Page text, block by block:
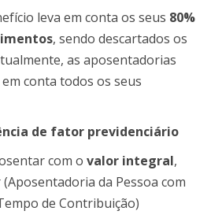
leva em conta os seus 80%
, sendo descartados os
as aposentadorias
em conta todos os seus
de fator previdenciário
com o valor integral,
da Pessoa com
de Contribuição)